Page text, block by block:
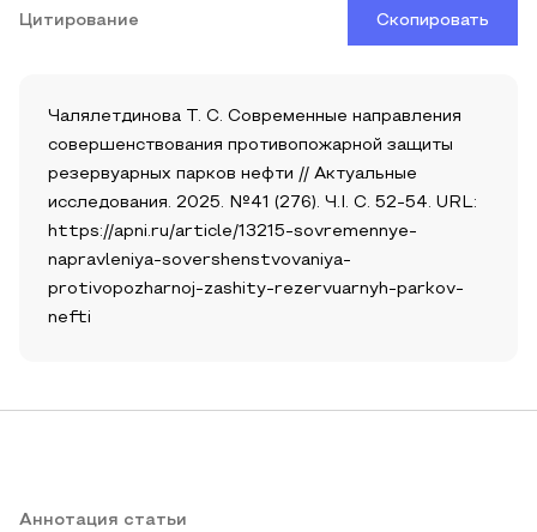
Цитирование Скопировать
Чалялетдинова Т. С. Современные направления
совершенствования противопожарной защиты
резервуарных парков нефти // Актуальные
исследования. 2025. №41 (276). Ч.I. С. 52-54. URL:
https://apni.ru/article/13215-sovremennye-
napravleniya-sovershenstvovaniya-
protivopozharnoj-zashity-rezervuarnyh-parkov-
nefti
Аннотация статьи